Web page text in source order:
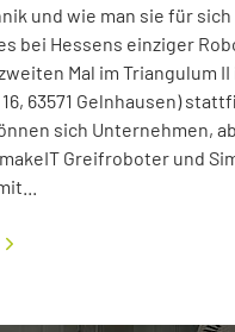
und wie man sie für
bei Hessens einziger
Mal im Triangulum
63571 Gelnhausen)
sich Unternehmen,
Greifroboter und